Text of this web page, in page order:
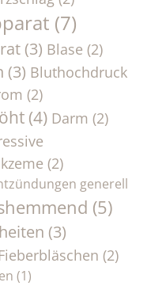
(7)
(3) Blase (2)
(3) Bluthochdruck
(2)
(4) Darm (2)
(2)
generell
(5)
(3)
(2)
(1)